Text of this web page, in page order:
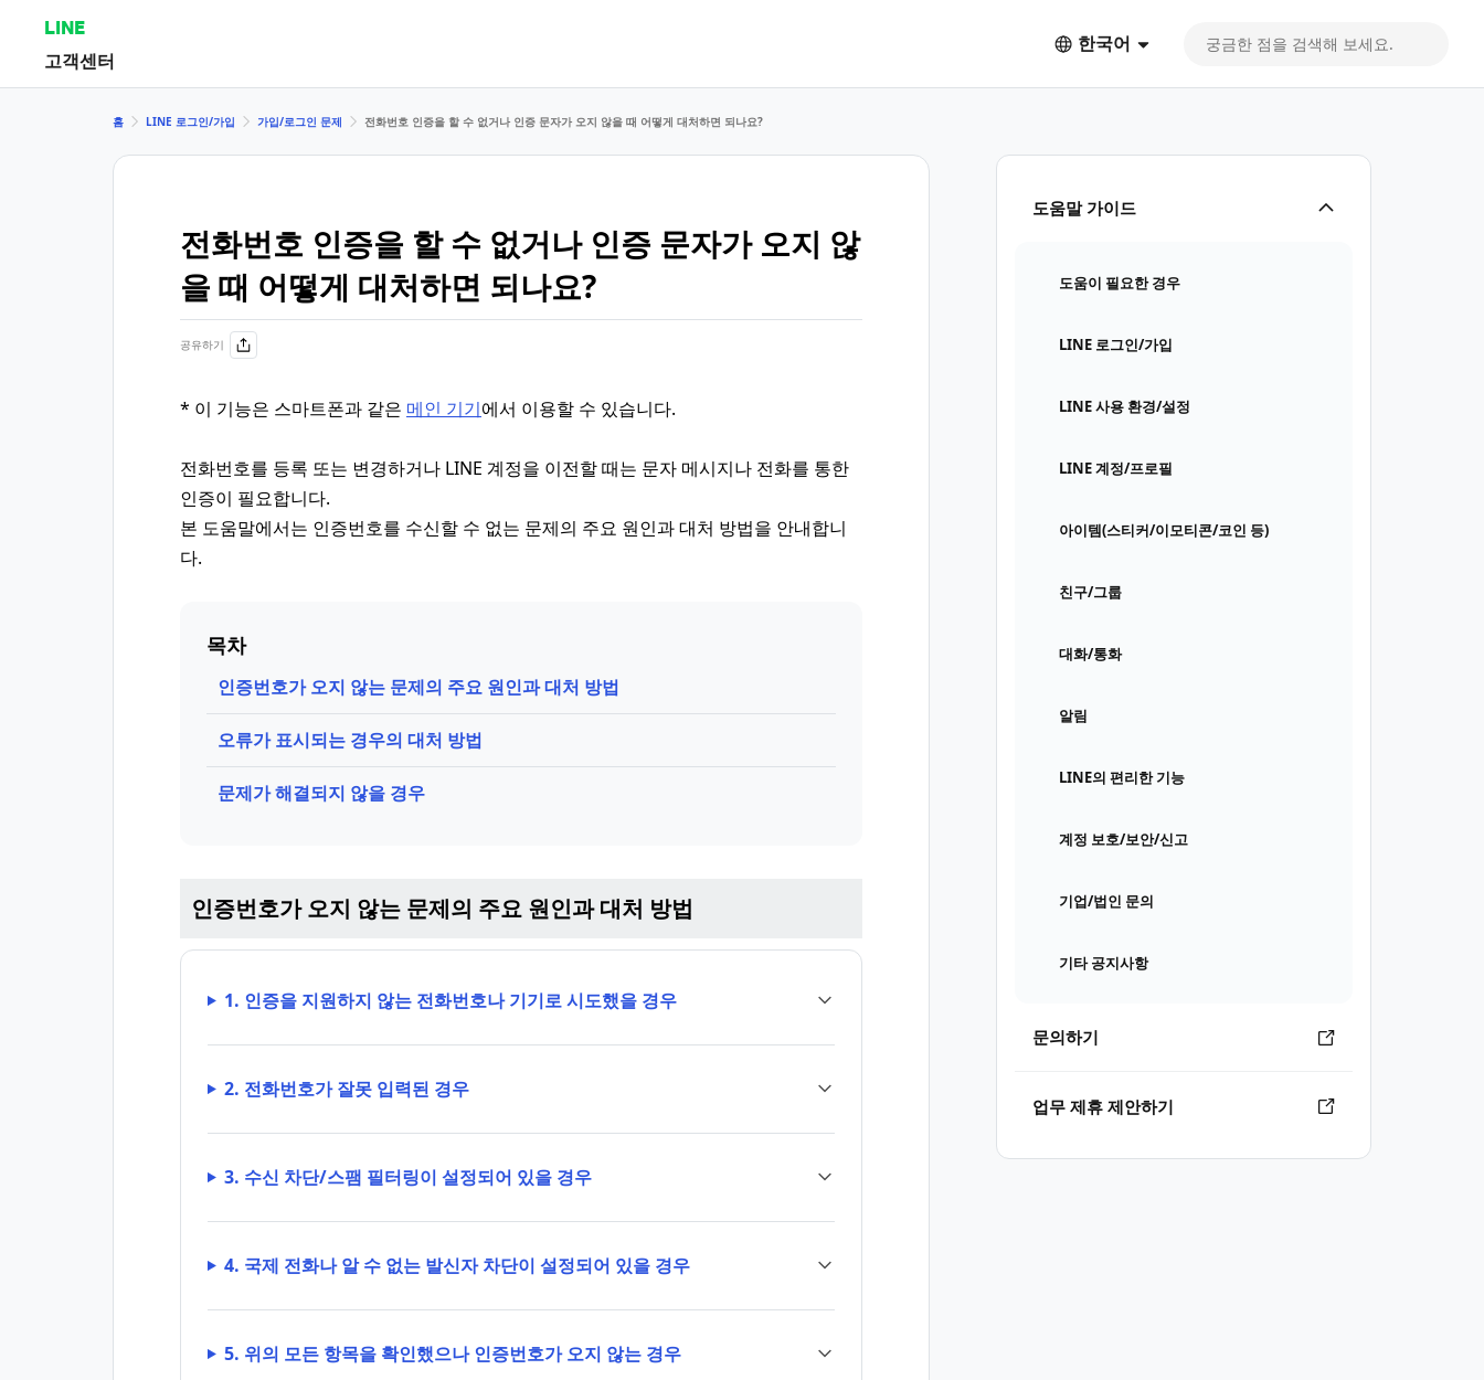
LINE
고객센터
한국어
도움말 가이드
도움이 필요한 경우
LINE 로그인/가입
LINE 사용 환경/설정
LINE 계정/프로필
아이템(스티커/이모티콘/코인 등)
친구/그룹
대화/통화
알림
LINE의 편리한 기능
계정 보호/보안/신고
기업/법인 문의
기타 공지사항
문의하기
업무 제휴 제안하기
홈 LINE 로그인/가입 가입/로그인 문제 전화번호 인증을 할 수 없거나 인증 문자가 오지 않을 때 어떻게 대처하면 되나요?
전화번호 인증을 할 수 없거나 인증 문자가 오지 않
을 때 어떻게 대처하면 되나요?
공유하기
* 이 기능은 스마트폰과 같은 메인 기기에서 이용할 수 있습니다.
전화번호를 등록 또는 변경하거나 LINE 계정을 이전할 때는 문자 메시지나 전화를 통한
인증이 필요합니다.
본 도움말에서는 인증번호를 수신할 수 없는 문제의 주요 원인과 대처 방법을 안내합니
다.
목차
인증번호가 오지 않는 문제의 주요 원인과 대처 방법
오류가 표시되는 경우의 대처 방법
문제가 해결되지 않을 경우
인증번호가 오지 않는 문제의 주요 원인과 대처 방법
1. 인증을 지원하지 않는 전화번호나 기기로 시도했을 경우
2. 전화번호가 잘못 입력된 경우
3. 수신 차단/스팸 필터링이 설정되어 있을 경우
4. 국제 전화나 알 수 없는 발신자 차단이 설정되어 있을 경우
5. 위의 모든 항목을 확인했으나 인증번호가 오지 않는 경우